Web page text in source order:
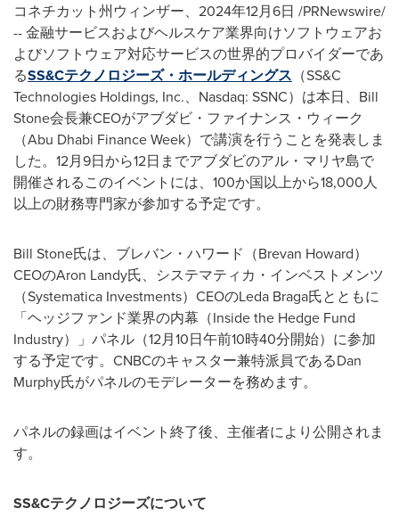
コネチカット州ウィンザー、 2024年12月6日 /PRNewswire/
--金融サービスおよびヘルスケア業界向けソフトウェアお
よびソフトウェア対応サービスの世界的プロバイダーであ
るSS&Cテクノロジーズ・ホールディングス （SS&C
Technologies Holdings, Inc.、 Nasdaq: SSNC） は本日、 Bill
Stone会長兼CEOがアブダビ・ファイナンス・ウィーク
（Abu Dhabi Finance Week） で講演を行うことを発表しま
した。 12月9日から12日までアブダビのアル・マリヤ島で
開催されるこのイベントには、 100か国以上から18,000人
以上の財務専門家が参加する予定です。
Bill Stone氏は、ブレバン・ハワード（Brevan Howard）
CEOのAron Landy氏、システマティカ・インベストメンツ
（Systematica Investments） CEOのLeda Braga氏とともに
「ヘッジファンド業界の内幕（Inside the Hedge Fund
Industry）」パネル（12月10日午前10時40分開始）に参加
する予定です。 CNBCのキャスター兼特派員であるDan
Murphy氏がパネルのモデレーターを務めます。
パネルの録画はイベント終了後、主催者により公開されま
す。
SS&Cテクノロジーズについて